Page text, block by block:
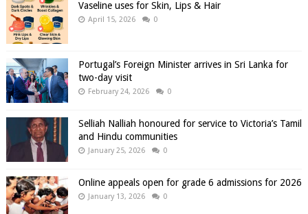
Vaseline uses for Skin, Lips & Hair
April 15, 2026 0
Portugal’s Foreign Minister arrives in Sri Lanka for
two-day visit
February 24, 2026 0
Selliah Nalliah honoured for service to Victoria’s Tamil
and Hindu communities
January 25, 2026 0
Online appeals open for grade 6 admissions for 2026
January 13, 2026 0